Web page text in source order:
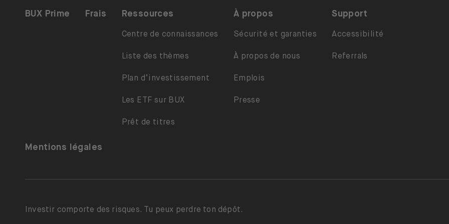
BUX Prime Frais Ressources
Centre de connaissances
Liste des thèmes
Plan d’investissement
Les ETF sur BUX
Prêt de titres
À propos
Sécurité et garanties
À propos de nous
Emplois
Presse
Support
Accessibilité
Referrals
Mentions légales
Investir comporte des risques. Tu peux perdre ton dépôt.